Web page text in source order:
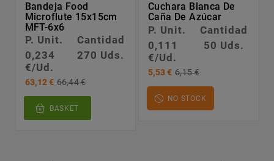
Bandeja Food
Microflute 15x15cm
MFT-6x6
P. Unit.
Cantidad
0,234
€/Ud.
270 Uds.
63,12 € 66,44 €
BASKET
Cuchara Blanca De
Caña De Azúcar
P. Unit.
Cantidad
0,111
€/Ud.
50 Uds.
5,53 € 6,15 €
NO STOCK